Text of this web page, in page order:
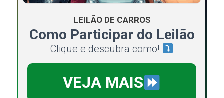
LEILÃO DE CARROS
Como Participar do Leilão
Clique e descubra como!
VEJA MAIS